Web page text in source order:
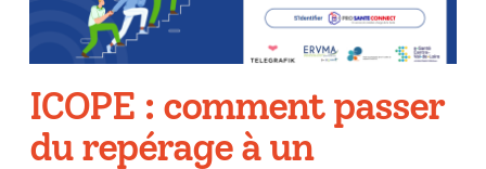
ICOPE : comment passer
du repérage à un